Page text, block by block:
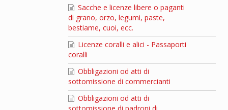
Sacche e licenze libere o paganti
di grano, orzo, legumi, paste,
bestiame, cuoi, ecc.
Licenze coralli e alici - Passaporti
coralli
Obbligazioni od atti di
sottomissione di commercianti
Obbligazioni od atti di